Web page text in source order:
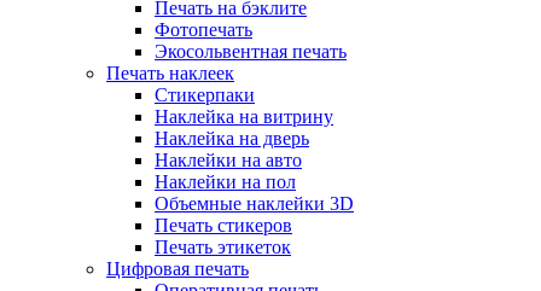
Печать на бэклите
Фотопечать
Экосольвентная печать
Печать наклеек
Стикерпаки
Наклейка на витрину
Наклейка на дверь
Наклейки на авто
Наклейки на пол
Объемные наклейки 3D
Печать стикеров
Печать этикеток
Цифровая печать